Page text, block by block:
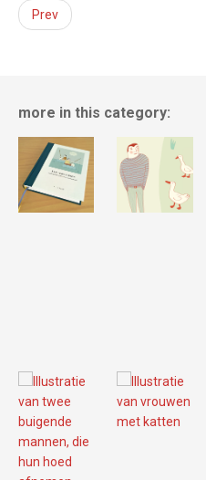
Prev
more in this category: